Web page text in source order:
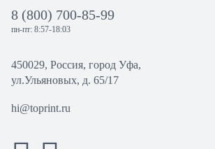
8 (800) 700-85-99
пн-пт: 8:57-18:03
450029, Россия, город Уфа,
ул.Ульяновых, д. 65/17
hi@toprint.ru